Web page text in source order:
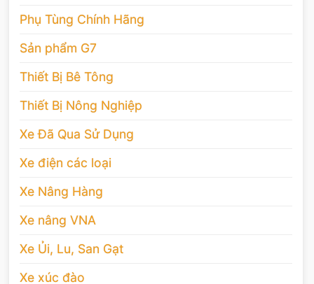
Phụ Tùng Chính Hãng
Sản phẩm G7
Thiết Bị Bê Tông
Thiết Bị Nông Nghiệp
Xe Đã Qua Sử Dụng
Xe điện các loại
Xe Nâng Hàng
Xe nâng VNA
Xe Ủi, Lu, San Gạt
Xe xúc đào